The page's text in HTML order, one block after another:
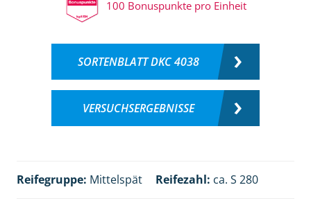
100 Bonuspunkte pro Einheit
SORTENBLATT DKC 4038
VERSUCHSERGEBNISSE
Reifegruppe: Mittelspät Reifezahl: ca. S 280